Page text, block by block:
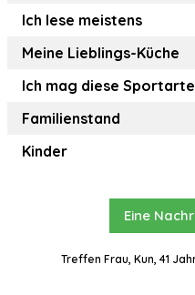
Ich lese meistens
Meine Lieblings-Küche
Ich mag diese
Familienstand
Kinder
Eine
Treffen Frau, Kun, 41